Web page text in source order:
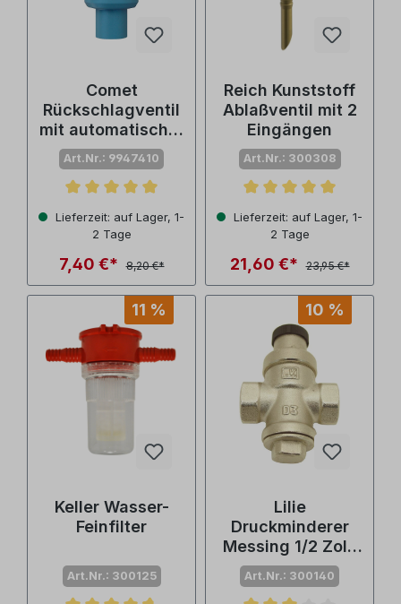
Comet
Rückschlagventil
mit automatischer
Entlüftung
Art.Nr.: 9947410
Durchschnittliche Bewertung von 5 von 5 Sternen
Lieferzeit: auf Lager, 1-
2 Tage
7,40 €* 8,20 €*
Reich Kunststoff
Ablaßventil mit 2
Eingängen
Art.Nr.: 300308
Durchschnittliche
Lieferzeit: auf Lager, 1-
2 Tage
21,60 €* 23,95 €*
11 %
Keller Wasser-
Feinfilter
Art.Nr.: 300125
10 %
Lilie
Druckminderer
Messing 1/2 Zoll,
1-4 bar
Art.Nr.: 300140